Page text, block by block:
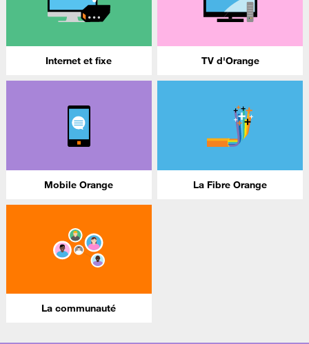
Internet et fixe TV d'Orange
Mobile Orange La Fibre Orange
La communauté